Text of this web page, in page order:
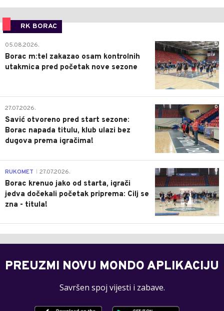
RK BORAC
0
05.08.2026.
Borac m:tel zakazao osam kontrolnih
utakmica pred početak nove sezone
0
27.07.2026.
Savić otvoreno pred start sezone:
Borac napada titulu, klub ulazi bez
dugova prema igračima!
0
RUKOMET 27.07.2026.
Borac krenuo jako od starta, igrači
jedva dočekali početak priprema: Cilj se
zna - titula!
PREUZMI NOVU MONDO APLIKACIJU
Savršen spoj vijesti i zabave.